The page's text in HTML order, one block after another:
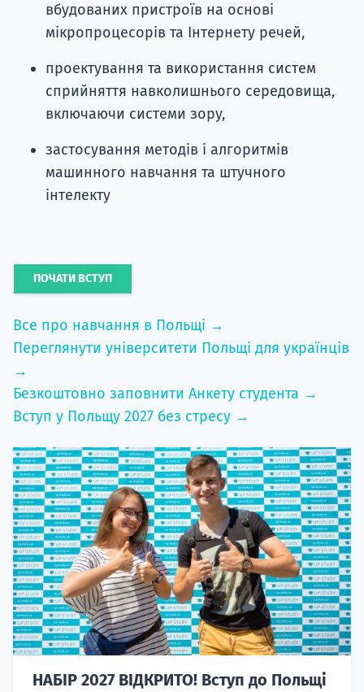
вбудованих пристроїв на основі
мікропроцесорів та Інтернету речей,
проектування та використання систем
сприйняття навколишнього середовища,
включаючи системи зору,
застосування методів і алгоритмів
машинного навчання та штучного
інтелекту
ПОЧАТИ ВСТУП
Все про навчання в Польщі →
Переглянути університети Польщі для українців
→
Безкоштовно заповнити Анкету студента →
Вступ у Польщу 2027 без стресу →
НАБІР 2027 ВІДКРИТО! Вступ до Польщі